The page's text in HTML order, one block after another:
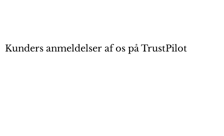
Kunders anmeldelser af os på TrustPilot